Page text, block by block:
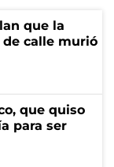
que la
calle murió
que quiso
para ser